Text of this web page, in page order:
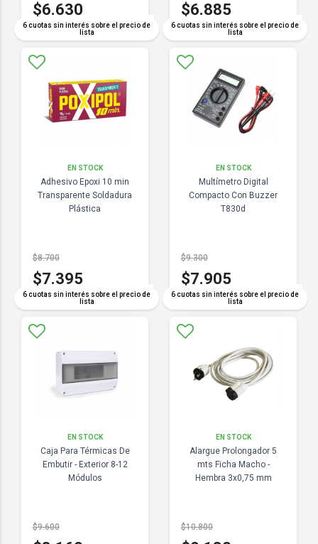
6 cuotas sin interés sobre el precio de
lista
$6.630
COMPARAR
6 cuotas sin interés sobre el precio de
lista
$6.885
COMPARAR
EN STOCK
Adhesivo Epoxi 10 min
Transparente Soldadura
Plástica
6 cuotas sin interés sobre el precio de
lista
$8.700
$7.395
COMPARAR
EN STOCK
Multímetro Digital
Compacto Con Buzzer
T830d
6 cuotas sin interés sobre el precio de
lista
$9.300
$7.905
COMPARAR
EN STOCK
Caja Para Térmicas De
Embutir - Exterior 8-12
Módulos
$9.600
EN STOCK
Alargue Prolongador 5
mts Ficha Macho -
Hembra 3x0,75 mm
$10.800